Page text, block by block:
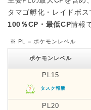
タマゴ孵化・レイドボス
100％CP・最低CP情報
※ PL = ポケモンレベル
ポケモンレベル
PL15
タスク報酬
PL20